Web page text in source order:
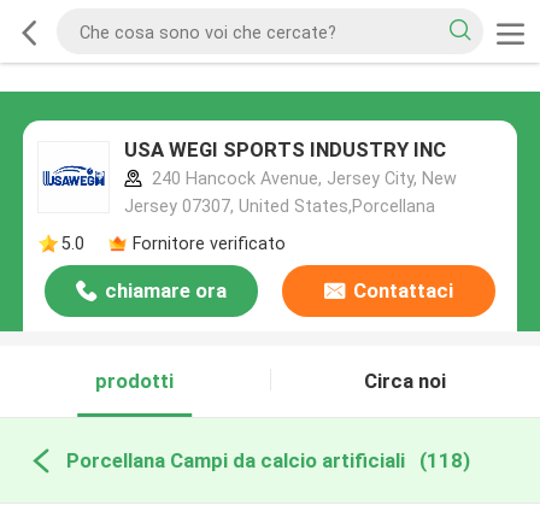
USA WEGI SPORTS INDUSTRY INC
240 Hancock Avenue, Jersey City, New
Jersey 07307, United States,Porcellana
5.0
Fornitore verificato
chiamare ora Contattaci
prodotti Circa noi
Porcellana Campi da calcio artificiali (118)